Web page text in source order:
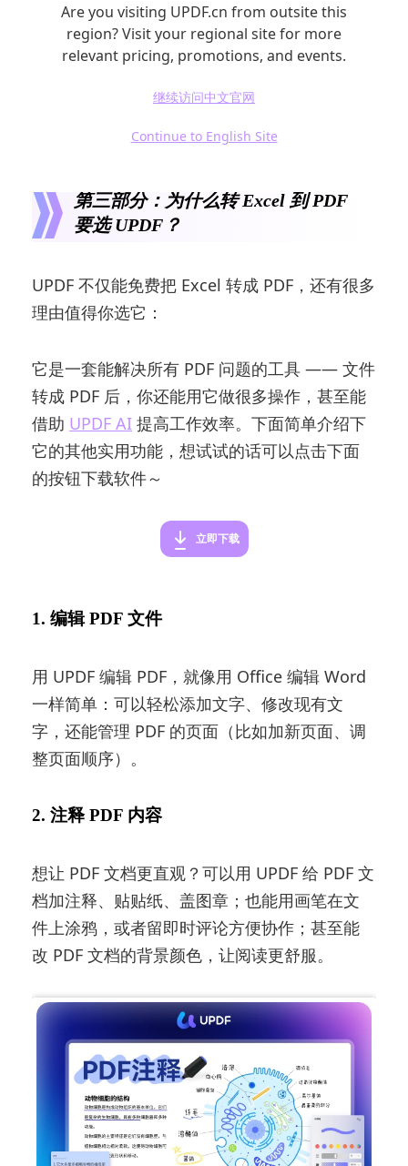
Are you visiting UPDF.cn from outsite this
region? Visit your regional site for more
relevant pricing, promotions, and events.
继续访问中文官网
Continue to English Site
以上就是用 Excel 自带功能转换的两种方法，
第三部分：为什么转 Excel 到 PDF
要选 UPDF？
UPDF 不仅能免费把 Excel 转成 PDF，还有很多
理由值得你选它：
它是一套能解决所有 PDF 问题的工具 —— 文件
转成 PDF 后，你还能用它做很多操作，甚至能
借助 UPDF AI 提高工作效率。下面简单介绍下
它的其他实用功能，想试试的话可以点击下面
的按钮下载软件～
立即下载
1. 编辑 PDF 文件
用 UPDF 编辑 PDF，就像用 Office 编辑 Word
一样简单：可以轻松添加文字、修改现有文
字，还能管理 PDF 的页面（比如加新页面、调
整页面顺序）。
2. 注释 PDF 内容
想让 PDF 文档更直观？可以用 UPDF 给 PDF 文
档加注释、贴贴纸、盖图章；也能用画笔在文
件上涂鸦，或者留即时评论方便协作；甚至能
改 PDF 文档的背景颜色，让阅读更舒服。